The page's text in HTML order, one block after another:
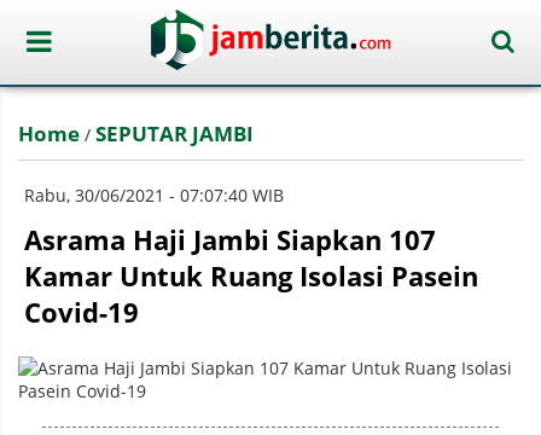
Home / SEPUTAR JAMBI
Rabu, 30/06/2021 - 07:07:40 WIB
Asrama Haji Jambi Siapkan 107
Kamar Untuk Ruang Isolasi Pasein
Covid-19